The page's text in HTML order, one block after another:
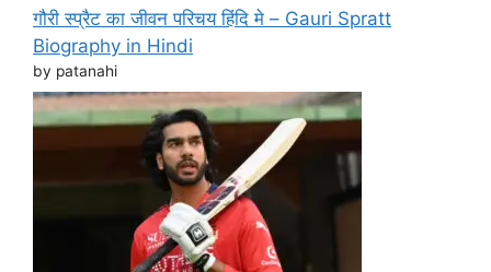
गौरी स्प्रैट का जीवन परिचय हिंदि मे – Gauri Spratt
Biography in Hindi
by patanahi